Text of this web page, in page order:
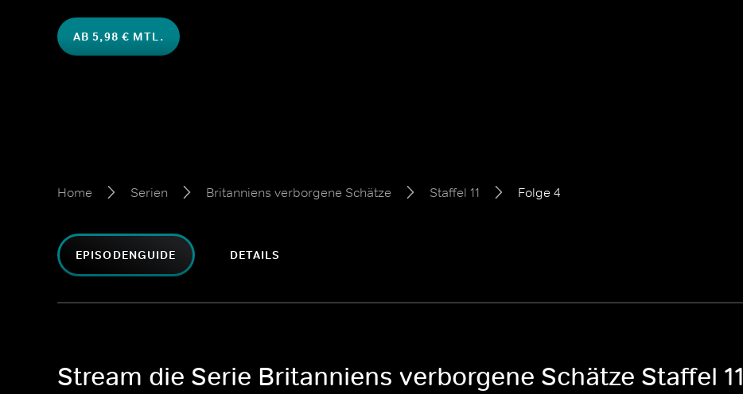
AB 5,98 € MTL.
Home Serien Britanniens verborgene Schätze Staffel 11 Folge 4
EPISODENGUIDE DETAILS
Stream die Serie Britanniens verborgene Schätze Staffel 11